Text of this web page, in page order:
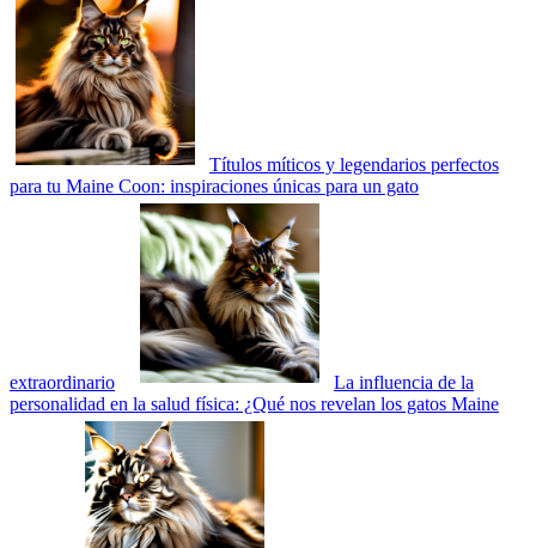
Títulos míticos y legendarios perfectos
para tu Maine Coon: inspiraciones únicas para un gato
extraordinario
La influencia de la
personalidad en la salud física: ¿Qué nos revelan los gatos Maine